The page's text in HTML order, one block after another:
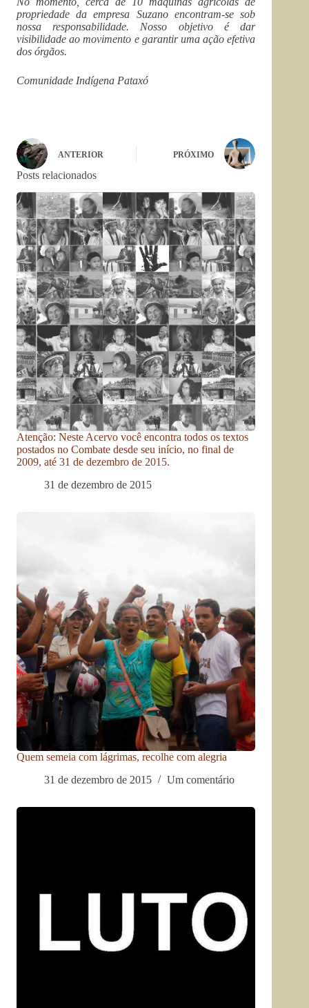
propriedade da empresa Suzano encontram-se sob
nossa responsabilidade. Nosso objetivo é dar
visibilidade ao movimento e garantir uma ação efetiva
dos órgãos.
Comunidade Indígena Pataxó
ANTERIOR PRÓXIMO
Posts relacionados
Atenção: Neste Acervo você encontra todos os textos
postados no Combate desde seu início, no final de
2009, até 31 de dezembro de 2015.
31 de dezembro de 2015
Quem semeia com lágrimas, recolhe com alegria
31 de dezembro de 2015
Um comentário